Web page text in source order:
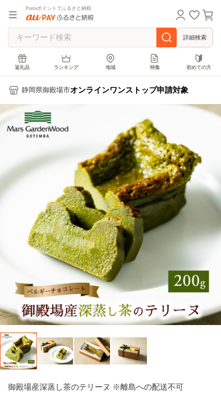
Pontaポイントでふるさと納税
詳細検索
返礼品 ランキング 地域 特集 初めての方
静岡県御殿場市オンラインワンストップ申請対象
御殿場産深蒸し茶のテリーヌ ※離島への配送不可